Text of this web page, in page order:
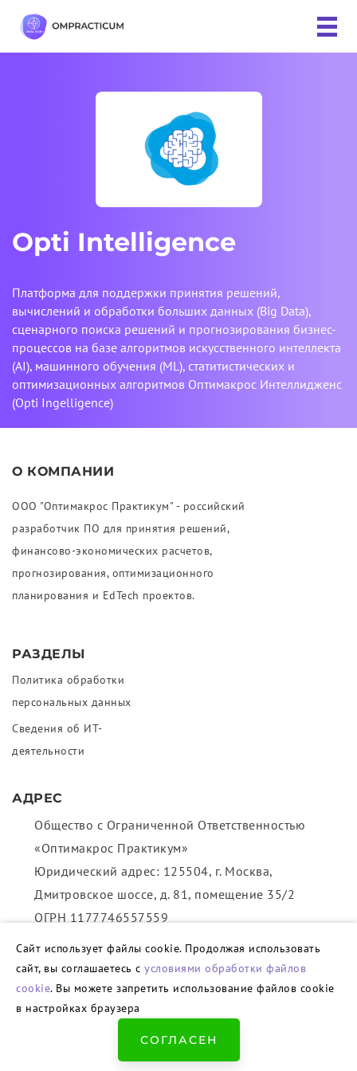
Opti Intelligence
Платформа для поддержки принятия решений,
вычислений и обработки больших данных (Big Data),
сценарного поиска решений и прогнозирования бизнес-
процессов на базе алгоритмов искусственного интеллекта
(AI), машинного обучения (ML), статитистических и
оптимизационных алгоритмов Оптимакрос Интеллидженс
(Opti Ingelligence)
О КОМПАНИИ
ООО "Оптимакрос Практикум" - российский
разработчик ПО для принятия решений,
финансово-экономических расчетов,
прогнозирования, оптимизационного
планирования и EdTech проектов.
РАЗДЕЛЫ
Политика обработки
персональных данных
Сведения об ИТ-
деятельности
АДРЕС
Общество с Ограниченной Ответственностью
«Оптимакрос Практикум»
Юридический адрес: 125504, г. Москва,
Дмитровское шоссе, д. 81, помещение 35/2
ОГРН 1177746557559
ИНН 7736306590
📞+7 (495) 108 68 58(09:00 - 18:00)
📧info@ompracticum.com
All © Copyright by . Optimacros Practicum
Сайт использует файлы cookie. Продолжая использовать
сайт, вы соглашаетесь с условиями обработки файлов
cookie. Вы можете запретить использование файлов cookie
в настройках браузера
СОГЛАСЕН